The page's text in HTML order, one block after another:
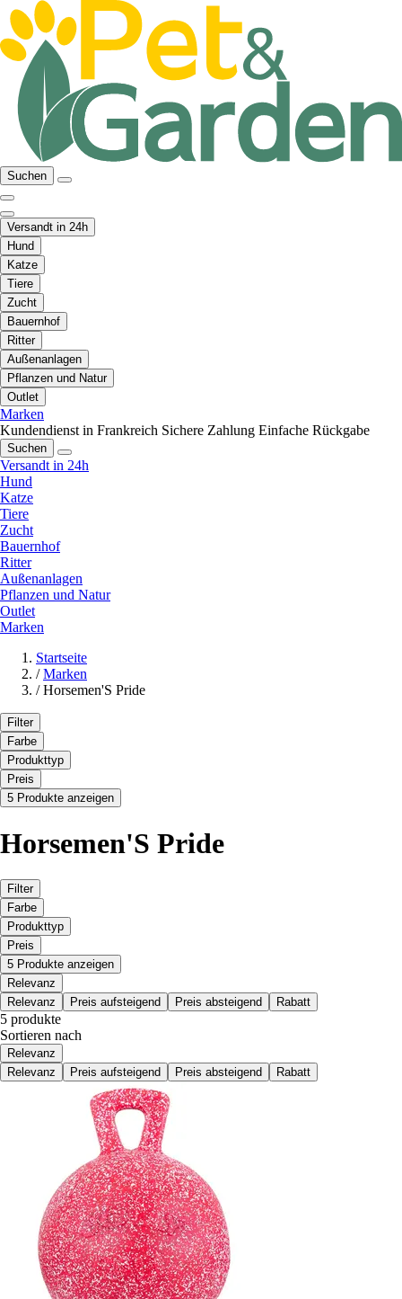
Suchen
Versandt in 24h
Hund
Katze
Tiere
Zucht
Bauernhof
Ritter
Außenanlagen
Pflanzen und Natur
Outlet
Marken
Kundendienst in Frankreich Sichere Zahlung Einfache Rückgabe
Suchen
Versandt in 24h
Hund
Katze
Tiere
Zucht
Bauernhof
Ritter
Außenanlagen
Pflanzen und Natur
Outlet
Marken
Startseite
/ Marken
/ Horsemen'S Pride
Filter
Farbe
Produkttyp
Preis
5 Produkte anzeigen
Horsemen'S Pride
Filter
Farbe
Produkttyp
Preis
5 Produkte anzeigen
Relevanz
Relevanz
Preis aufsteigend Preis absteigend Rabatt
5 produkte
Sortieren nach
Relevanz
Relevanz
Preis aufsteigend Preis absteigend Rabatt